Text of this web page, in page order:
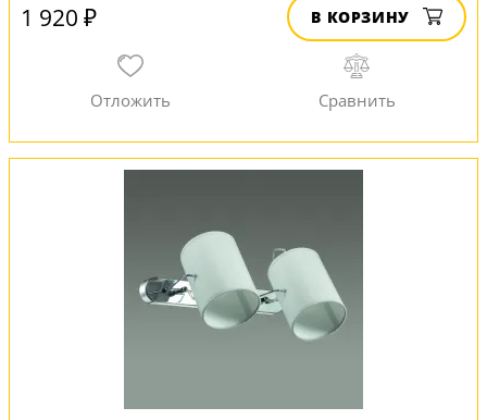
1 920 ₽ В КОРЗИНУ